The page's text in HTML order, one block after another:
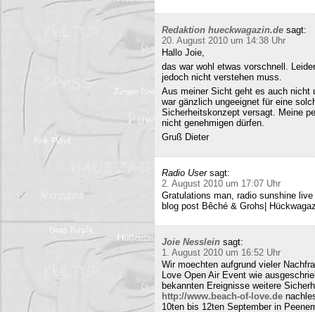
Redaktion hueckwagazin.de sagt:
20. August 2010 um 14:38 Uhr
Hallo Joie,
das war wohl etwas vorschnell.
jedoch nicht verstehen muss.
Aus meiner Sicht geht es auch nicht
war gänzlich ungeeignet für eine
Sicherheitskonzept versagt. Meine
nicht genehmigen dürfen.
Gruß Dieter
Radio User sagt:
2. August 2010 um 17:07 Uhr
Gratulations man, radio sunshine
blog post Bêché & Grohs|
Joie Nesslein sagt:
1. August 2010 um 16:52 Uhr
Wir moechten aufgrund vieler
Love Open Air Event wie
bekannten Ereignisse weitere
http://www.beach-of-love.de
10ten bis 12ten September in